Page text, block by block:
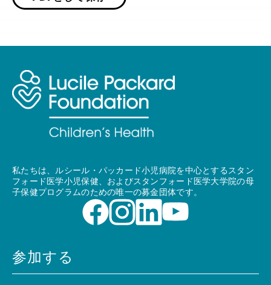
私たちは、ルシール・パッカード小児病院を中心とするスタン
フォード医学小児保健、およびスタンフォード医学大学院の母
子保健プログラムのための唯一の募金団体です。
参加する